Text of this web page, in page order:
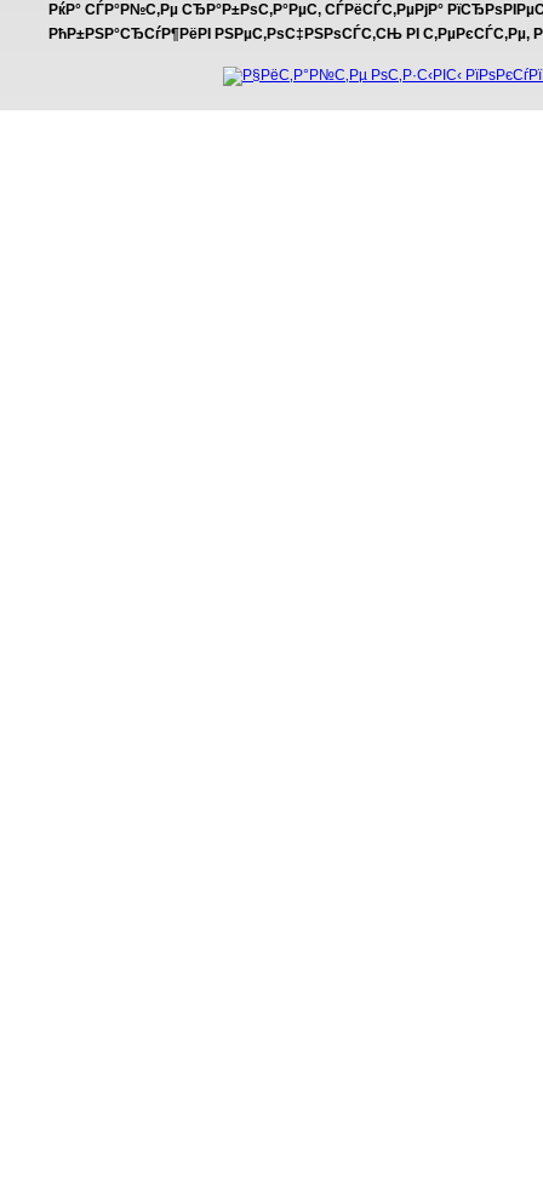
РќР° СЃР°Р№С‚Рµ СЂР°Р±РѕС‚Р°РµС‚ СЃРёСЃС‚РµРјР°
РћР±РЅР°СЂСѓР¶РёРІ РЅРµС‚РѕС‡РЅРѕСЃС‚СЊ РІ С‚РµРєСЃС‚Рµ,